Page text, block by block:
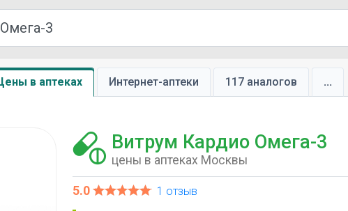
в аптеках Интернет-аптеки 117 аналогов ...
Витрум Кардио Омега-3
цены в аптеках Москвы
5.0 1 отзыв